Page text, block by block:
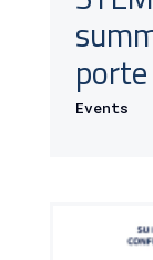
Events